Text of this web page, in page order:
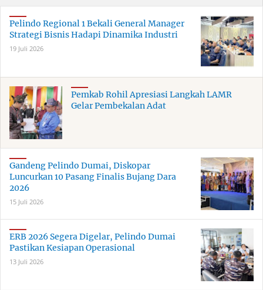
Pelindo Regional 1 Bekali General Manager
Strategi Bisnis Hadapi Dinamika Industri
19 Juli 2026
Pemkab Rohil Apresiasi Langkah LAMR
Gelar Pembekalan Adat
Gandeng Pelindo Dumai, Diskopar
Luncurkan 10 Pasang Finalis Bujang Dara
2026
15 Juli 2026
ERB 2026 Segera Digelar, Pelindo Dumai
Pastikan Kesiapan Operasional
13 Juli 2026